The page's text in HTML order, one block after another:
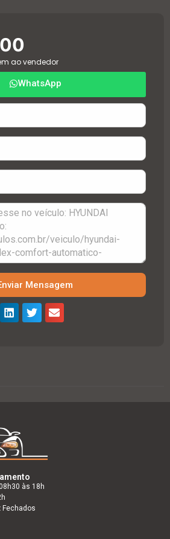
ao vendedor
WhatsApp
Mensagem
às 18h
Fechados